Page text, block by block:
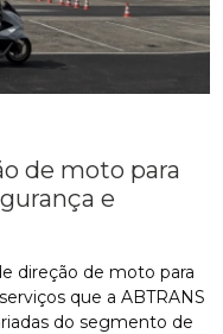
de moto para
e
direção de moto para
que a ABTRANS
do segmento de